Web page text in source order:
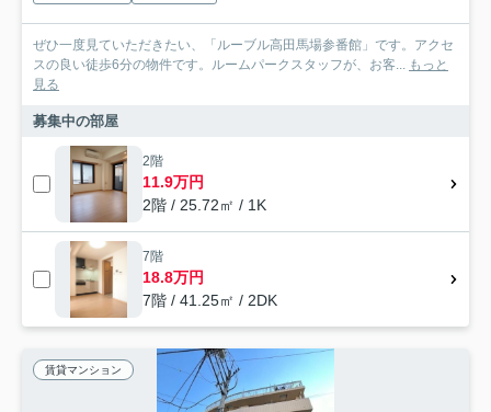
ぜひ一度見ていただきたい、「ルーブル高田馬場参番館」です。アクセ
スの良い徒歩6分の物件です。ルームパークスタッフが、お客... もっと
見る
募集中の部屋
2階
11.9万円
2階 / 25.72㎡ / 1K
7階
18.8万円
7階 / 41.25㎡ / 2DK
賃貸マンション